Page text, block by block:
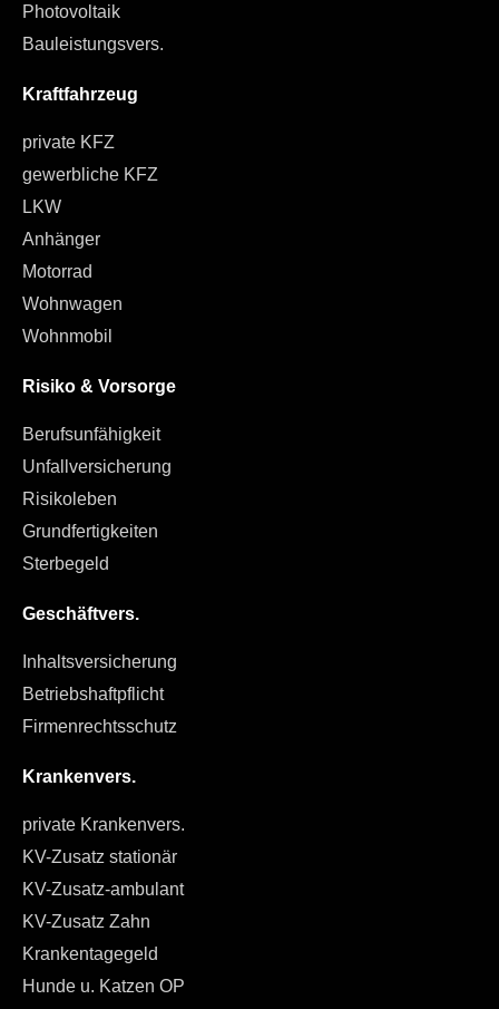
Photovoltaik
Bauleistungsvers.
Kraftfahrzeug
private KFZ
gewerbliche KFZ
LKW
Anhänger
Motorrad
Wohnwagen
Wohnmobil
Risiko & Vorsorge
Berufsunfähigkeit
Unfallversicherung
Risikoleben
Grundfertigkeiten
Sterbegeld
Geschäftvers.
Inhaltsversicherung
Betriebshaftpflicht
Firmenrechtsschutz
Krankenvers.
private Krankenvers.
KV-Zusatz stationär
KV-Zusatz-ambulant
KV-Zusatz Zahn
Krankentagegeld
Hunde u. Katzen OP